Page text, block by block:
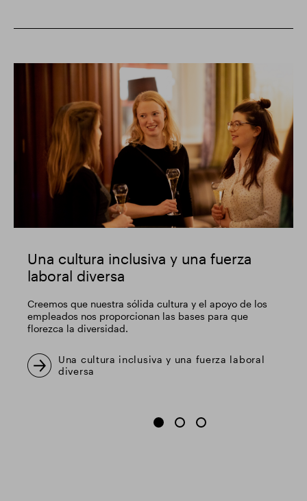
Una cultura inclusiva y una fuerza
laboral diversa
Creemos que nuestra sólida cultura y el apoyo de los
empleados nos proporcionan las bases para que
florezca la diversidad.
Una cultura inclusiva y una fuerza laboral
diversa